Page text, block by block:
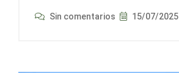
Sin comentarios 15/07/2025